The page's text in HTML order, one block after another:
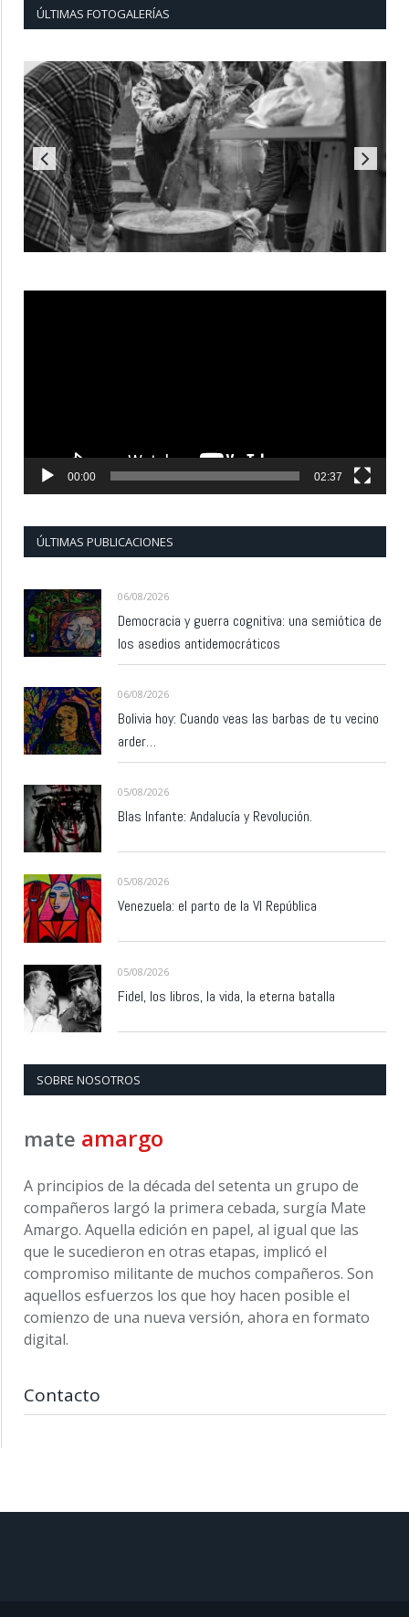
ÚLTIMAS FOTOGALERÍAS
00:00 02:37
ÚLTIMAS PUBLICACIONES
06/08/2026
Democracia y guerra cognitiva: una semiótica de
los asedios antidemocráticos
06/08/2026
Bolivia hoy: Cuando veas las barbas de tu vecino
arder…
05/08/2026
Blas Infante: Andalucía y Revolución.
05/08/2026
Venezuela: el parto de la VI República
05/08/2026
Fidel, los libros, la vida, la eterna batalla
SOBRE NOSOTROS
mate amargo
A principios de la década del setenta un grupo de
compañeros largó la primera cebada, surgía Mate
Amargo. Aquella edición en papel, al igual que las
que le sucedieron en otras etapas, implicó el
compromiso militante de muchos compañeros. Son
aquellos esfuerzos los que hoy hacen posible el
comienzo de una nueva versión, ahora en formato
digital.
Contacto